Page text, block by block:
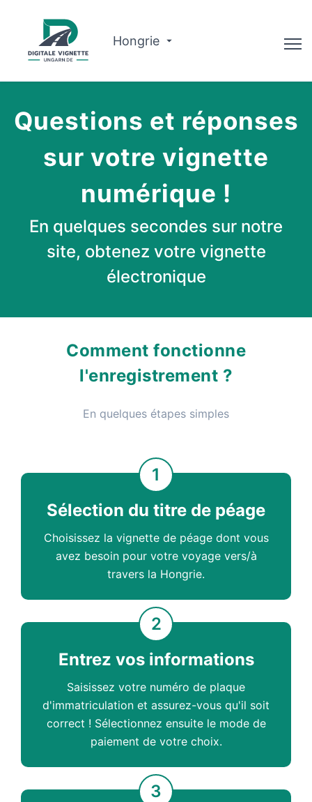
Hongrie
À propos de nous
Planificateur d'itinéraire
Français
Acheter Vignette
Questions et réponses
sur votre vignette
numérique !
En quelques secondes sur notre
site, obtenez votre vignette
électronique
Comment fonctionne
l'enregistrement ?
En quelques étapes simples
1
Sélection du titre de péage
Choisissez la vignette de péage dont vous
avez besoin pour votre voyage vers/à
travers la Hongrie.
2
Entrez vos informations
Saisissez votre numéro de plaque
d'immatriculation et assurez-vous qu'il soit
correct ! Sélectionnez ensuite le mode de
paiement de votre choix.
3